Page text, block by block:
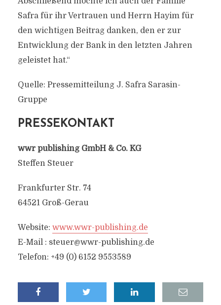
Safra für ihr Vertrauen und Herrn Hayim für
den wichtigen Beitrag danken, den er zur
Entwicklung der Bank in den letzten Jahren
geleistet hat.“
Quelle: Pressemitteilung J. Safra Sarasin-
Gruppe
PRESSEKONTAKT
wwr publishing GmbH & Co. KG
Steffen Steuer
Frankfurter Str. 74
64521 Groß-Gerau
Website: www.wwr-publishing.de
E-Mail : steuer@wwr-publishing.de
Telefon: +49 (0) 6152 9553589